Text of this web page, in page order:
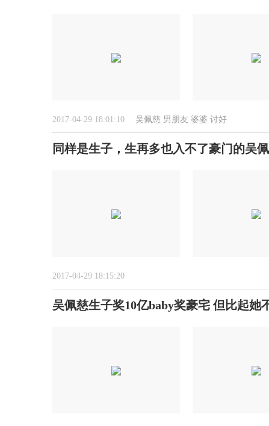
2017-04-29 18:01:10 吴佩慈 男朋友 婆婆 讨好
同样是生子，生再多也入不了豪门的吴
2017-04-29 18:15:20
吴佩慈生子奖10亿baby奖豪宅 但比起她